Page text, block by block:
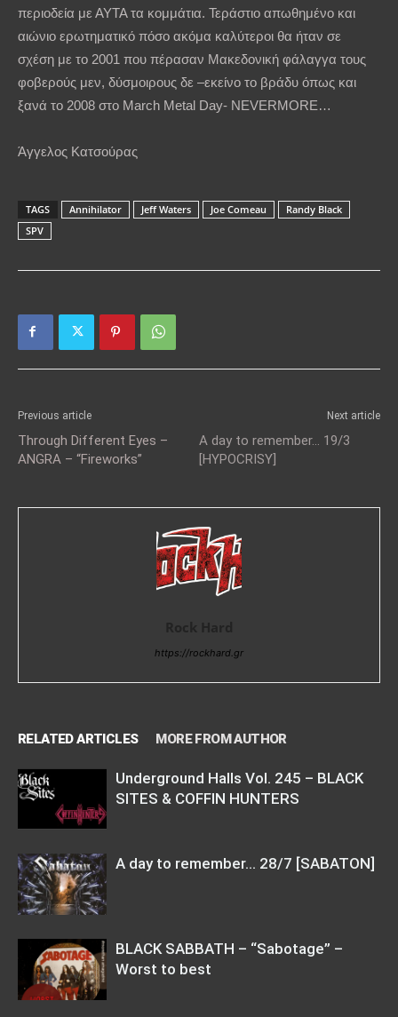
περιοδεία με ΑΥΤΑ τα κομμάτια. Τεράστιο απωθημένο και
αιώνιο ερωτηματικό πόσο ακόμα καλύτεροι θα ήταν σε
σχέση με το 2001 που πέρασαν Μακεδονική φάλαγγα τους
φοβερούς μεν, δύσμοιρους δε –εκείνο το βράδυ όπως και
ξανά το 2008 στο March Metal Day- NEVERMORE…
Άγγελος Κατσούρας
TAGS Annihilator Jeff Waters Joe Comeau
Randy Black
SPV
Previous article
Through Different Eyes –
ANGRA – “Fireworks”
Next article
A day to remember… 19/3
[HYPOCRISY]
https://rockhard.gr
RELATED ARTICLES MORE FROM AUTHOR
Underground Halls Vol. 245 – BLACK
SITES & COFFIN HUNTERS
Α day to remember… 28/7 [SABATON]
BLACK SABBATH – “Sabotage” –
Worst to best